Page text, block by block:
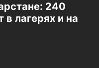
240
в лагерях и на